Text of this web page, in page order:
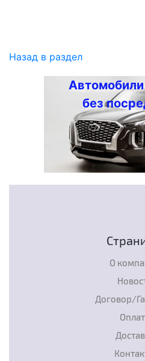
Назад в раздел
без
О
Договор/